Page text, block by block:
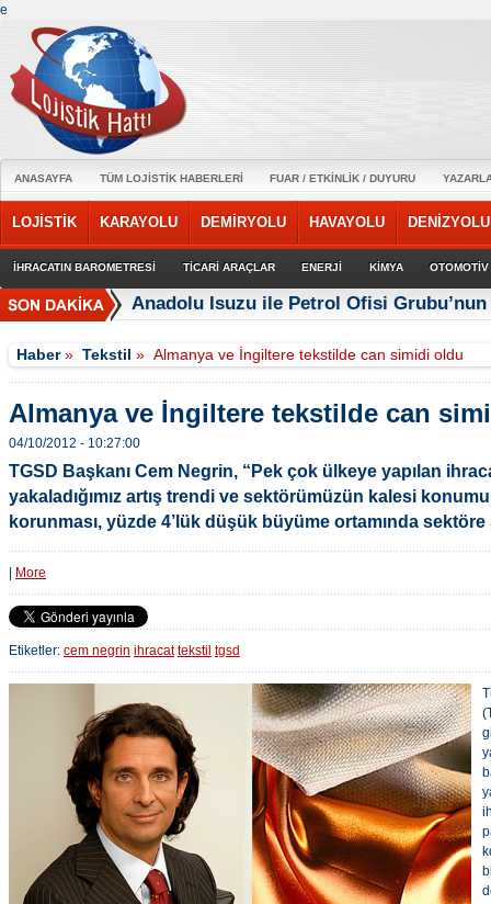
e
ANASAYFA TÜM LOJİSTİK HABERLERİ FUAR / ETKİNLİK / DUYURU
LOJİSTİK KARAYOLU DEMİRYOLU HAVAYOLU DENİZYOLU
İHRACATIN BAROMETRESİ TİCARİ ARAÇLAR ENERJİ KİMYA OTOMOTİV
Anadolu Isuzu ile Petrol Ofisi
Haber»Tekstil »Almanya ve İngiltere tekstilde can simidi oldu
Almanya ve İngiltere tekstilde can
04/10/2012 - 10:27:00
TGSD Başkanı Cem Negrin, “Pek çok ülkeye yapılan
yakaladığımız artış trendi ve sektörümüzün kalesi
korunması, yüzde 4’lük düşük büyüme ortamında sektöre
More
Etiketler: cem negrin ihracat tekstil tgsd